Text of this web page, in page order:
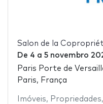
Salon de la
De 4 a 5 novembro
Paris Porte de
Paris, França
Imóveis, Propriedades,